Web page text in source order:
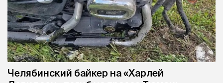
Челябинский байкер на «Харлей